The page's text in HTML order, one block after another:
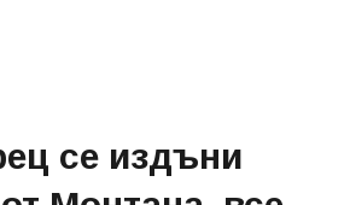
се издъни